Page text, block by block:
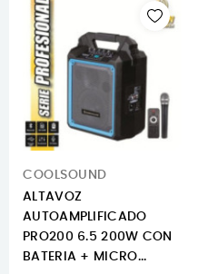
COOLSOUND
ALTAVOZ
AUTOAMPLIFICADO
PRO200 6.5 200W CON
BATERIA + MICRO...